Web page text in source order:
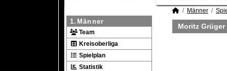
1.Männer
Team
Kreisoberliga
Spielplan
Statistik
Männer
Moritz